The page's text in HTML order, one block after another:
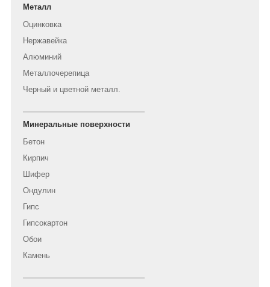
Металл
Оцинковка
Нержавейка
Алюминий
Металлочерепица
Черный и цветной металл.
Минеральные поверхности
Бетон
Кирпич
Шифер
Ондулин
Гипс
Гипсокартон
Обои
Камень